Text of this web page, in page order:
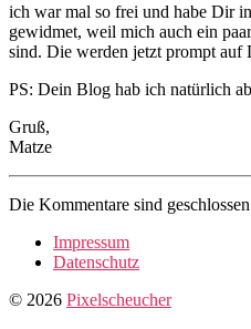
ich war mal so frei und habe Dir
gewidmet, weil mich auch ein
sind. Die werden jetzt prompt auf
PS: Dein Blog hab ich natürlich
Gruß,
Matze
Die Kommentare sind
Impressum
Datenschutz
© 2026 Pixelscheucher